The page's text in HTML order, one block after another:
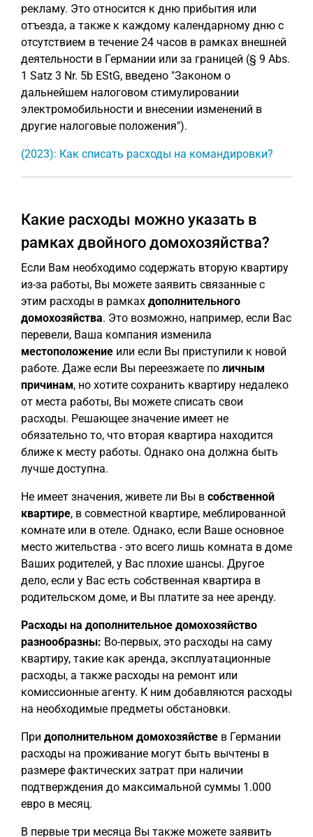
рекламу. Это относится к дню прибытия или
отъезда, а также к каждому календарному дню с
отсутствием в течение 24 часов в рамках внешней
деятельности в Германии или за границей (§ 9 Abs.
1 Satz 3 Nr. 5b EStG, введено "Законом о
дальнейшем налоговом стимулировании
электромобильности и внесении изменений в
другие налоговые положения").
(2023): Как списать расходы на командировки?
Какие расходы можно указать в
рамках двойного домохозяйства?
Если Вам необходимо содержать вторую квартиру
из-за работы, Вы можете заявить связанные с
этим расходы в рамках дополнительного
домохозяйства. Это возможно, например, если Вас
перевели, Ваша компания изменила
местоположение или если Вы приступили к новой
работе. Даже если Вы переезжаете по личным
причинам, но хотите сохранить квартиру недалеко
от места работы, Вы можете списать свои
расходы. Решающее значение имеет не
обязательно то, что вторая квартира находится
ближе к месту работы. Однако она должна быть
лучше доступна.
Не имеет значения, живете ли Вы в собственной
квартире, в совместной квартире, меблированной
комнате или в отеле. Однако, если Ваше основное
место жительства - это всего лишь комната в доме
Ваших родителей, у Вас плохие шансы. Другое
дело, если у Вас есть собственная квартира в
родительском доме, и Вы платите за нее аренду.
Расходы на дополнительное домохозяйство
разнообразны: Во-первых, это расходы на саму
квартиру, такие как аренда, эксплуатационные
расходы, а также расходы на ремонт или
комиссионные агенту. К ним добавляются расходы
на необходимые предметы обстановки.
При дополнительном домохозяйстве в Германии
расходы на проживание могут быть вычтены в
размере фактических затрат при наличии
подтверждения до максимальной суммы 1.000
евро в месяц.
В первые три месяца Вы также можете заявить